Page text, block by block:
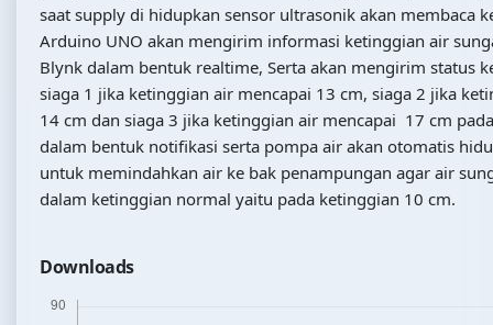
saat supply di hidupkan sensor ultrasonik akan membaca
Arduino UNO akan mengirim informasi ketinggian air
Blynk dalam bentuk realtime, Serta akan mengirim status
siaga 1 jika ketinggian air mencapai 13 cm, siaga 2 jika
14 cm dan siaga 3 jika ketinggian air mencapai 17 cm
dalam bentuk notifikasi serta pompa air akan otomatis
untuk memindahkan air ke bak penampungan agar air
dalam ketinggian normal yaitu pada ketinggian 10 cm.
Downloads